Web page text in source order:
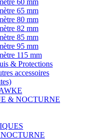
60 mm
65 mm
80 mm
82 mm
85 mm
95 mm
115 mm
& Protections
accessoires
& NOCTURNE